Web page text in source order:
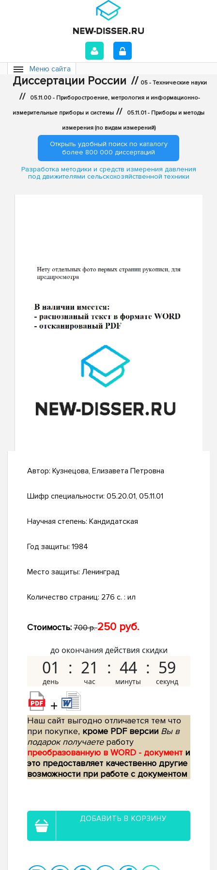
Меню сайта
Диссертации России // 05 - Технические науки
// 05.11.00 - Приборостроение, метрология и информационно-
измерительные приборы и системы // 05.11.01 - Приборы и методы
измерения (по видам измерений)
Открыть удобный поиск по каталогу
более 800 000 диссертаций
Разработка методики и средств измерения давления
под движителями сельскохозяйственной техники
Автор: Кузнецова, Елизавета Петровна
Шифр специальности: 05.20.01, 05.11.01
Научная степень: Кандидатская
Год защиты: 1984
Место защиты: Ленинград
Количество страниц: 276 c. : ил
Стоимость: 700 р.250 руб.
до окончания действия скидки
01 21 44 58
+
Наш сайт выгодно отличается тем что
при покупке, кроме PDF версии Вы в
подарок получаетеработу
преобразованную в WORD - документ и
это предоставляет качественно другие
возможности при работе с документом
ДОБАВИТЬ В КОРЗИНУ